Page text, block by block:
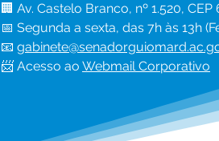
🏢 Av. Castelo Branco, nº 1.520,
📅 Segunda a sexta, das 7h às 13h
📧
📨 Acesso ao Webmail Corporativo